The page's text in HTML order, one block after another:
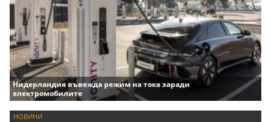
Нидерландия въвежда режим на тока заради
електромобилите
НОВИНИ